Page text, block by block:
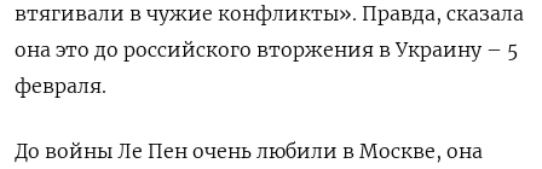
втягивали в чужие конфликты». Правда, сказала
она это до российского вторжения в Украину – 5
февраля.
До войны Ле Пен очень любили в Москве, она